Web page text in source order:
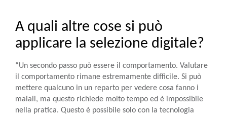
A quali altre cose si può
applicare la selezione digitale?
“Un secondo passo può essere il comportamento. Valutare
il comportamento rimane estremamente difficile. Si può
mettere qualcuno in un reparto per vedere cosa fanno i
maiali, ma questo richiede molto tempo ed è impossibile
nella pratica. Questo è possibile solo con la tecnologia